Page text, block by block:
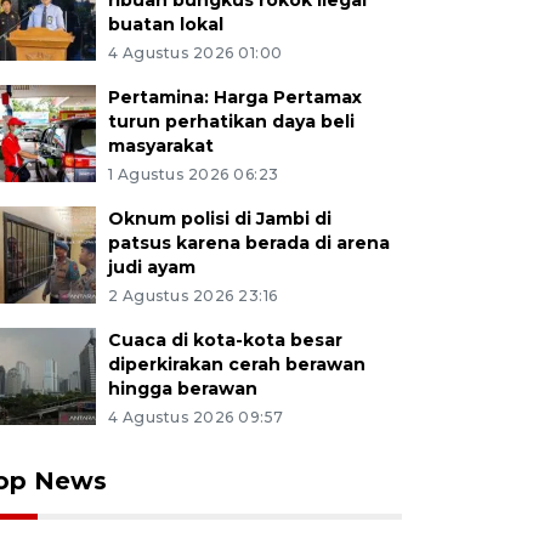
buatan lokal
4 Agustus 2026 01:00
Pertamina: Harga Pertamax
turun perhatikan daya beli
masyarakat
1 Agustus 2026 06:23
Oknum polisi di Jambi di
patsus karena berada di arena
judi ayam
2 Agustus 2026 23:16
Cuaca di kota-kota besar
diperkirakan cerah berawan
hingga berawan
4 Agustus 2026 09:57
News